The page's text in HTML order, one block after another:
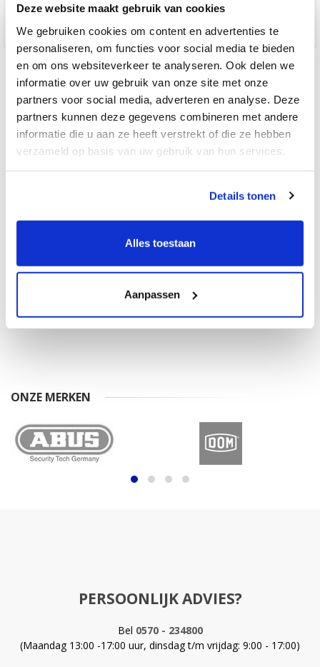
Deze website maakt gebruik van cookies
We gebruiken cookies om content en advertenties te
personaliseren, om functies voor social media te bieden
en om ons websiteverkeer te analyseren. Ook delen we
informatie over uw gebruik van onze site met onze
partners voor social media, adverteren en analyse. Deze
partners kunnen deze gegevens combineren met andere
informatie die u aan ze heeft verstrekt of die ze hebben
verzameld op basis van uw gebruik van hun services.
Details tonen
Alles toestaan
Aanpassen
Yale Smart Living SR-PC camera met bewegingssensor
Special
Price
€ 100,00
GERELATEERDE PRODUCTEN
Yale Smart Living SR-3200i
€ 399,00
ONZE MERKEN
PERSOONLIJK ADVIES?
Bel 0570 - 234800
(Maandag 13:00 -17:00 uur, dinsdag t/m vrijdag: 9:00 - 17:00)